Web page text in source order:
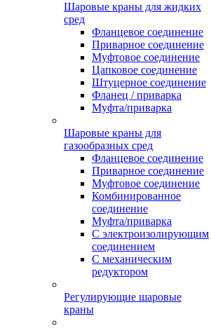
Шаровые краны для жидких
сред
Фланцевое соединение
Приварное соединение
Муфтовое соединение
Цапковое соединение
Штуцерное соединение
Фланец / приварка
Муфта/приварка
Шаровые краны для
газообразных сред
Фланцевое соединение
Приварное соединение
Муфтовое соединение
Комбинированное
соединение
Муфта/приварка
С электроизолирующим
соединением
С механическим
редуктором
Регулирующие шаровые
краны